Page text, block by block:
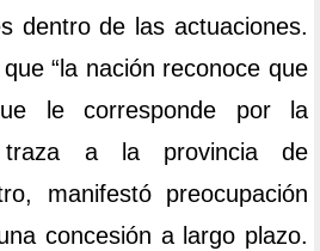
dentro de las actuaciones.
“la nación reconoce que
le corresponde por la
a la provincia de
manifestó preocupación
concesión a largo plazo.